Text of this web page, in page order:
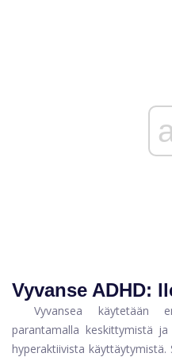
Vyvanse ADHD:
Vyvansea käytetään
parantamalla keskittymistä
hyperaktiivista käyttäytymistä.